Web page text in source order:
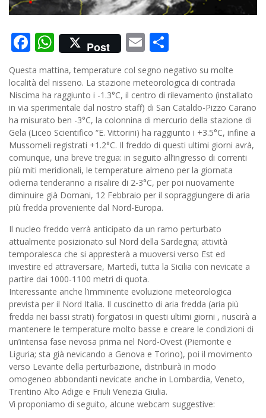
Facebook
WhatsApp
Post Email
Questa mattina, temperature col segno negativo su molte
località del nisseno. La stazione meteorologica di contrada
Niscima ha raggiunto i -1.3°C, il centro di rilevamento (installato
in via sperimentale dal nostro staff) di San Cataldo-Pizzo Carano
ha misurato ben -3°C, la colonnina di mercurio della stazione di
Gela (Liceo Scientifico “E. Vittorini) ha raggiunto i +3.5°C, infine a
Mussomeli registrati +1.2°C. Il freddo di questi ultimi giorni avrà,
comunque, una breve tregua: in seguito all’ingresso di correnti
più miti meridionali, le temperature almeno per la giornata
odierna tenderanno a risalire di 2-3°C, per poi nuovamente
diminuire già Domani, 12 Febbraio per il sopraggiungere di aria
più fredda proveniente dal Nord-Europa.
Il nucleo freddo verrà anticipato da un ramo perturbato
attualmente posizionato sul Nord della Sardegna; attività
temporalesca che si appresterà a muoversi verso Est ed
investire ed attraversare, Martedì, tutta la Sicilia con nevicate a
partire dai 1000-1100 metri di quota.
Interessante anche l’imminente evoluzione meteorologica
prevista per il Nord Italia. Il cuscinetto di aria fredda (aria più
fredda nei bassi strati) forgiatosi in questi ultimi giorni , riuscirà a
mantenere le temperature molto basse e creare le condizioni di
un’intensa fase nevosa prima nel Nord-Ovest (Piemonte e
Liguria; sta già nevicando a Genova e Torino), poi il movimento
verso Levante della perturbazione, distribuirà in modo
omogeneo abbondanti nevicate anche in Lombardia, Veneto,
Trentino Alto Adige e Friuli Venezia Giulia.
Vi proponiamo di seguito, alcune webcam suggestive: